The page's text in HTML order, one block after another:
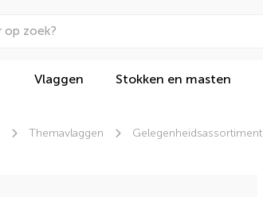
Vlaggen Stokken en masten
Themavlaggen Gelegenheidsassortiment